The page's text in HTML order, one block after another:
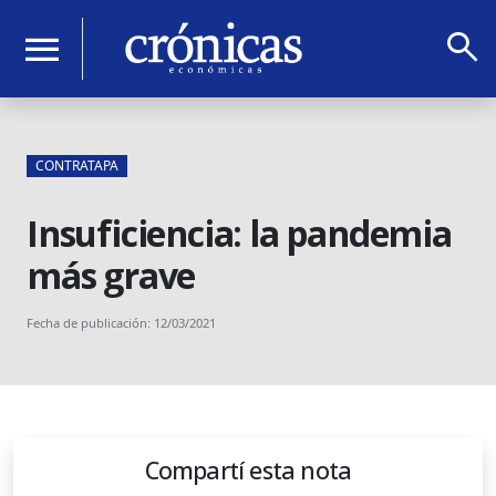
menu search
CONTRATAPA
Insuficiencia: la pandemia
más grave
Fecha de publicación: 12/03/2021
Compartí esta nota